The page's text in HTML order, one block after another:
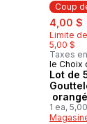
Coup
sale:
4,00 $
Limite
5,00 $
Taxes
Coup
le Choix
Lot de
orangé
1 ea,